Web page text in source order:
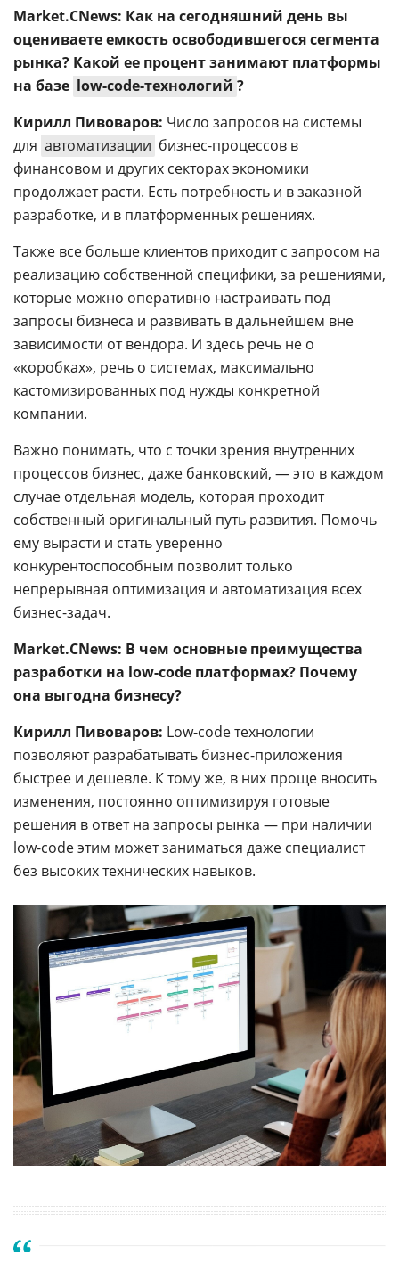
Market.CNews: Как на сегодняшний день вы
оцениваете емкость освободившегося сегмента
рынка? Какой ее процент занимают платформы
на базе low-code-технологий ?
Кирилл Пивоваров: Число запросов на системы
для автоматизации бизнес-процессов в
финансовом и других секторах экономики
продолжает расти. Есть потребность и в заказной
разработке, и в платформенных решениях.
Также все больше клиентов приходит с запросом на
реализацию собственной специфики, за решениями,
которые можно оперативно настраивать под
запросы бизнеса и развивать в дальнейшем вне
зависимости от вендора. И здесь речь не о
«коробках», речь о системах, максимально
кастомизированных под нужды конкретной
компании.
Важно понимать, что с точки зрения внутренних
процессов бизнес, даже банковский, —это в каждом
случае отдельная модель, которая проходит
собственный оригинальный путь развития. Помочь
ему вырасти и стать уверенно
конкурентоспособным позволит только
непрерывная оптимизация и автоматизация всех
бизнес-задач.
Market.CNews: В чем основные преимущества
разработки на low-code платформах? Почему
она выгодна бизнесу?
Кирилл Пивоваров: Low-code технологии
позволяют разрабатывать бизнес-приложения
быстрее и дешевле. К тому же, в них проще вносить
изменения, постоянно оптимизируя готовые
решения в ответ на запросы рынка — при наличии
low-code этим может заниматься даже специалист
без высоких технических навыков.